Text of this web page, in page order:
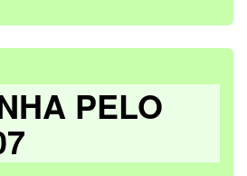
PELO